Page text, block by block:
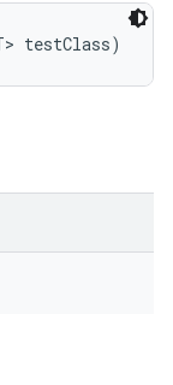
testClass)